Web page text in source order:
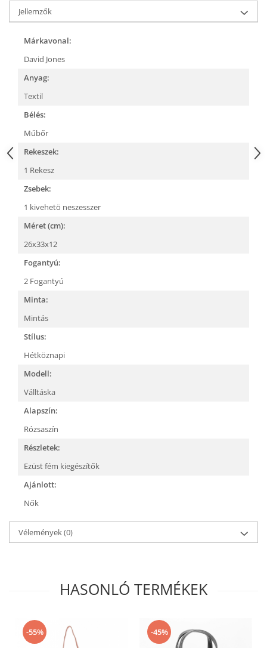
Jellemzők
Márkavonal:
David Jones
Anyag:
Textil
Bélés:
Műbőr
Rekeszek:
1 Rekesz
Zsebek:
1 kivehetö neszesszer
Méret (cm):
26x33x12
Fogantyú:
2 Fogantyú
Minta:
Mintás
Stílus:
Hétköznapi
Modell:
Válltáska
Alapszín:
Rózsaszín
Részletek:
Ezüst fém kiegészítők
Ajánlott:
Nők
Vélemények(0)
HASONLÓ TERMÉKEK
-55% -45%